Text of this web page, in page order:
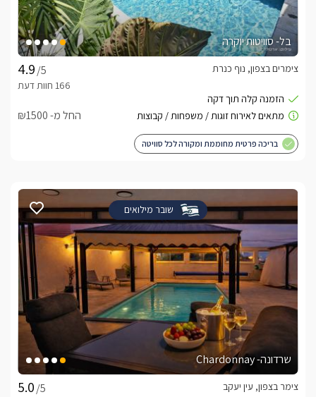
חשוב לדעת
מקלט דקה מהסוויטה
בל- סוויטות יוקרה
/5
צימרים בצפון, נוף כנרת
החל מ- ₪1500
בריכה פרטית מחוממת ומקורה לכל סוויטה
שובר מילואים
שרדונה- Chardonnay
/5
צימר בצפון, עין יעקב